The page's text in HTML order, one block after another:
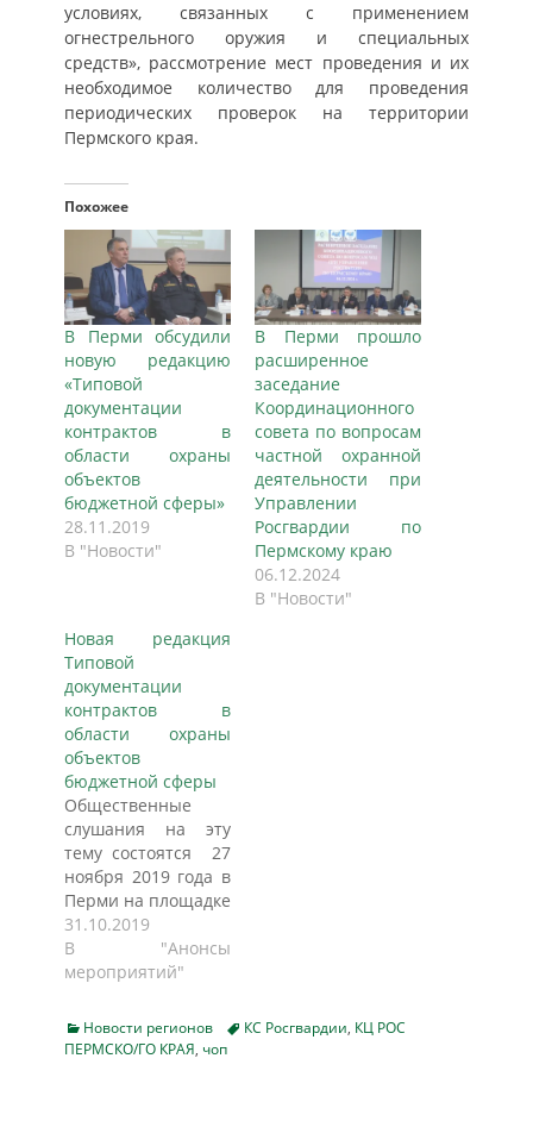
условиях, связанных с применением
огнестрельного оружия и специальных
средств», рассмотрение мест проведения и их
необходимое количество для проведения
периодических проверок на территории
Пермского края.
Похожее
В Перми обсудили
новую редакцию
«Типовой
документации
контрактов в
области охраны
объектов
бюджетной сферы»
28.11.2019
В "Новости"
В Перми прошло
расширенное
заседание
Координационного
совета по вопросам
частной охранной
деятельности при
Управлении
Росгвардии по
Пермскому краю
06.12.2024
В "Новости"
Новая редакция
Типовой
документации
контрактов в
области охраны
объектов
бюджетной сферы
Общественные
слушания на эту
тему состоятся 27
ноября 2019 года в
Перми на площадке
ГКБУК Пермская
государственная
ордена «Знак
универсальная
библиотека им. А.
31.10.2019
В "Анонсы
мероприятий"
Categories
Новости регионов TagsКС Росгвардии, КЦ РОС
ПЕРМСКО/ГО КРАЯ, чоп